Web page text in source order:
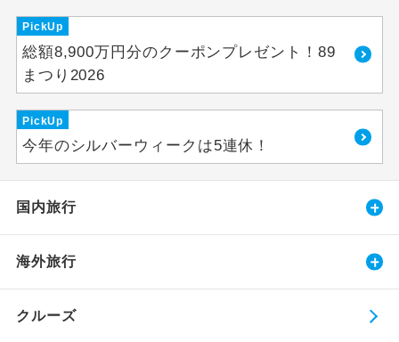
PickUp
総額8,900万円分のクーポンプレゼント！89
まつり2026
PickUp
今年のシルバーウィークは5連休！
国内旅行
海外旅行
クルーズ